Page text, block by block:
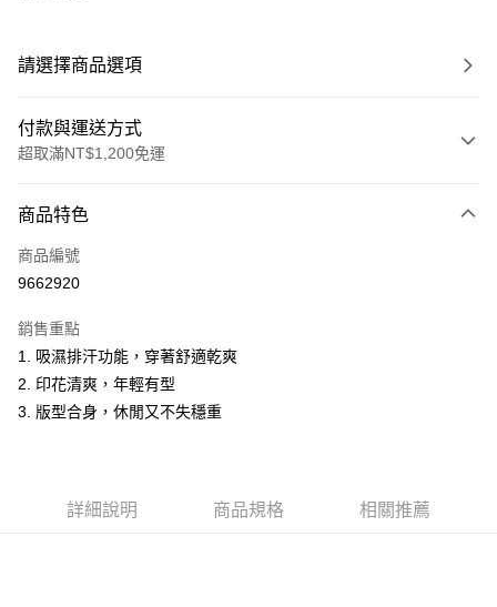
請選擇商品選項
付款與運送方式
超取滿NT$1,200免運
信用卡一次付款
超商取貨付款
Apple Pay
悠遊付
商品特色
商品編號
9662920
銷售重點
1. 吸濕排汗功能，穿著舒適乾爽
2. 印花清爽，年輕有型
3. 版型合身，休閒又不失穩重
詳細說明 商品規格 相關推薦